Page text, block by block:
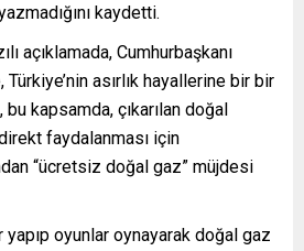
kaydetti.
açıklamada, Cumhurbaşkanı
Türkiye’nin asırlık hayallerine bir bir
kapsamda, çıkarılan doğal
faydalanması için
“ücretsiz doğal gaz” müjdesi
yapıp oyunlar oynayarak doğal gaz